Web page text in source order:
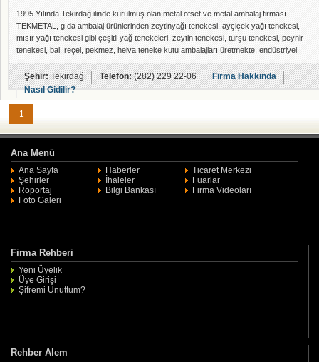
1995 Yılında Tekirdağ ilinde kurulmuş olan metal ofset ve metal ambalaj firması
TEKMETAL, gıda ambalaj ürünlerinden zeytinyağı tenekesi, ayçiçek yağı tenekesi,
mısır yağı tenekesi gibi çeşitli yağ tenekeleri, zeytin tenekesi, turşu tenekesi, peynir
tenekesi, bal, reçel, pekmez, helva teneke kutu ambalajları üretmekte, endüstriyel
ambalaj ürünlerinden madeni yağ tenekesi, motor yağı tenekesi, antifriz teneke kutu
ambalajları, kauçuk yapıştırıcı tenekeleri, boya, tiner, likit membran tenekesi ve kovaları
gibi daha birçok endü
Şehir:Tekirdağ Telefon:(282) 229 22-06
Firma Hakkında
Nasıl Gidilir?
1
Ana Menü
Ana Sayfa Haberler
Ticaret Merkezi
Şehirler
İhaleler
Fuarlar
Röportaj
Bilgi Bankası
Firma Videoları
Foto Galeri
Firma Rehberi
Yeni Üyelik
Üye Girişi
Şifremi Unuttum?
Rehber Alem